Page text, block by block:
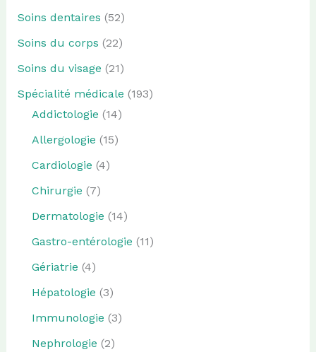
Soins dentaires (52)
Soins du corps (22)
Soins du visage (21)
Spécialité médicale (193)
Addictologie (14)
Allergologie (15)
Cardiologie (4)
Chirurgie (7)
Dermatologie (14)
Gastro-entérologie (11)
Gériatrie (4)
Hépatologie (3)
Immunologie (3)
Nephrologie (2)